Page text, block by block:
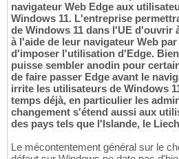
navigateur Web Edge aux
Windows 11. L'entreprise
de Windows 11 dans l'UE d'ouvrir
à l'aide de leur navigateur Web
d'imposer l'utilisation d'Edge.
puisse sembler anodin pour
de faire passer Edge avant le
irrite les utilisateurs de Windows
temps déjà, en particulier les
changement s'étend aussi aux
des pays tels que l'Islande, le
Le mécontentement général sur le